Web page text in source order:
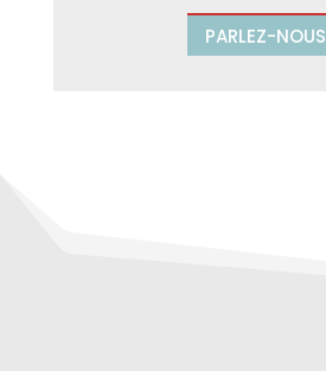
PARLEZ-NOUS